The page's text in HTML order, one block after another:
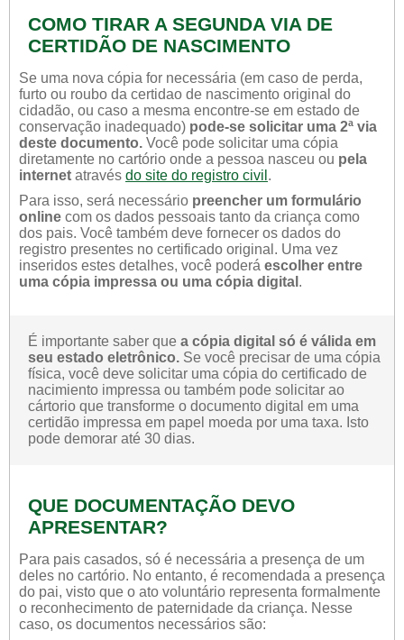
COMO TIRAR A SEGUNDA VIA DE
CERTIDÃO DE NASCIMENTO
Se uma nova cópia for necessária (em caso de perda,
furto ou roubo da certidao de nascimento original do
cidadão, ou caso a mesma encontre-se em estado de
conservação inadequado) pode-se solicitar uma 2ª via
deste documento. Você pode solicitar uma cópia
diretamente no cartório onde a pessoa nasceu ou pela
internet através do site do registro civil .
Para isso, será necessário preencher um formulário
online com os dados pessoais tanto da criança como
dos pais. Você também deve fornecer os dados do
registro presentes no certificado original. Uma vez
inseridos estes detalhes, você poderá escolher entre
uma cópia impressa ou uma cópia digital .
É importante saber que a cópia digital só é válida em
seu estado eletrônico. Se você precisar de uma cópia
física, você deve solicitar uma cópia do certificado de
nacimiento impressa ou também pode solicitar ao
cártorio que transforme o documento digital em uma
certidão impressa em papel moeda por uma taxa. Isto
pode demorar até 30 dias.
QUE DOCUMENTAÇÃO DEVO
APRESENTAR?
Para pais casados, só é necessária a presença de um
deles no cartório. No entanto, é recomendada a presença
do pai, visto que o ato voluntário representa formalmente
o reconhecimento de paternidade da criança. Nesse
caso, os documentos necessários são: